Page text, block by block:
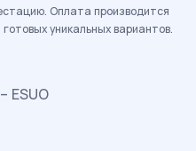
Оплата производится
уникальных вариантов.
ESUO